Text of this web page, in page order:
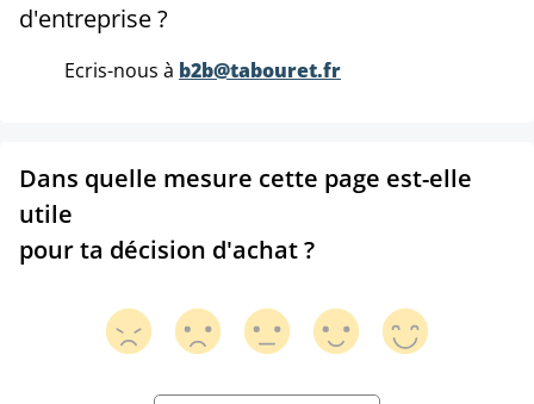
d'entreprise ?
Ecris-nous à b2b@tabouret.fr
Dans quelle mesure cette page est-elle
utile
pour ta décision d'achat ?